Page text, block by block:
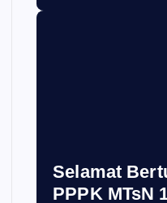
Selamat
PPPK MTsN